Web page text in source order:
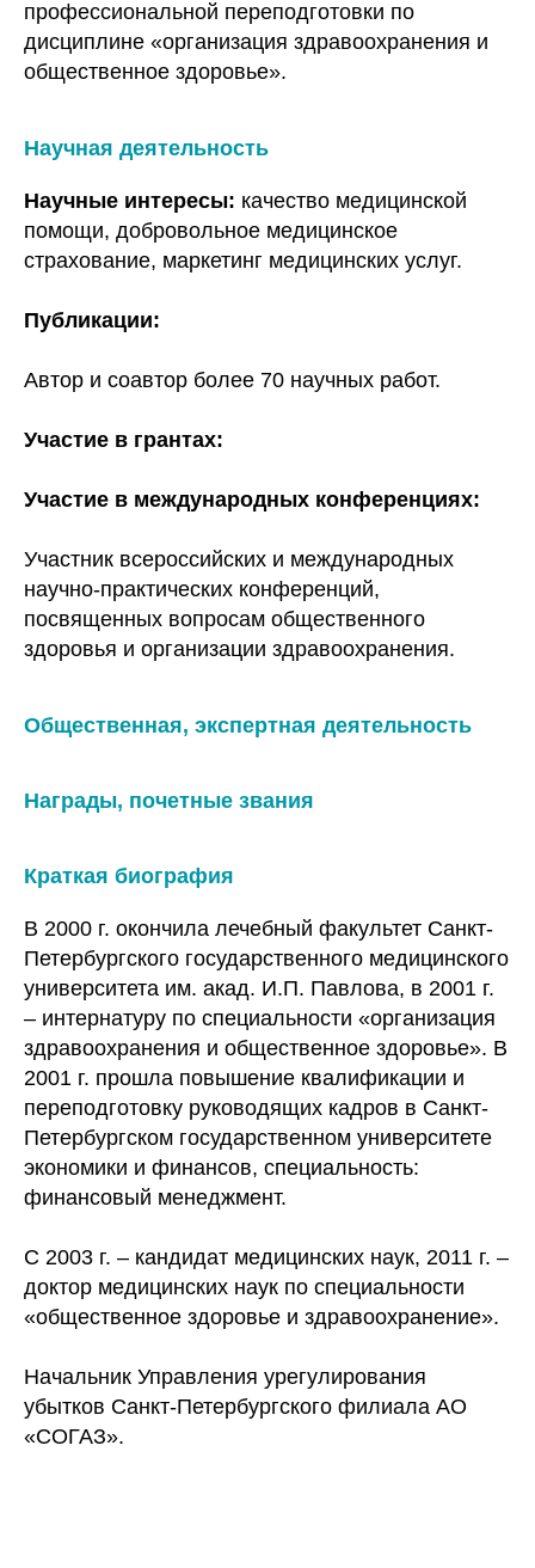
профессиональной переподготовки по
дисциплине «организация здравоохранения и
общественное здоровье».
Научная деятельность
Научные интересы: качество медицинской
помощи, добровольное медицинское
страхование, маркетинг медицинских услуг.
Публикации:
Автор и соавтор более 70 научных работ.
Участие в грантах:
Участие в международных конференциях:
Участник всероссийских и международных
научно-практических конференций,
посвященных вопросам общественного
здоровья и организации здравоохранения.
Общественная, экспертная деятельность
Награды, почетные звания
Краткая биография
В 2000 г. окончила лечебный факультет Санкт-
Петербургского государственного медицинского
университета им. акад. И.П. Павлова, в 2001 г.
– интернатуру по специальности «организация
здравоохранения и общественное здоровье». В
2001 г. прошла повышение квалификации и
переподготовку руководящих кадров в Санкт-
Петербургском государственном университете
экономики и финансов, специальность:
финансовый менеджмент.
С 2003 г. – кандидат медицинских наук, 2011 г. –
доктор медицинских наук по специальности
«общественное здоровье и здравоохранение».
Начальник Управления урегулирования
убытков Санкт-Петербургского филиала АО
«СОГАЗ».